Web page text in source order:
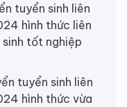
tuyển sinh liên
hình thức liên
tốt nghiệp
tuyển sinh liên
hình thức vừa